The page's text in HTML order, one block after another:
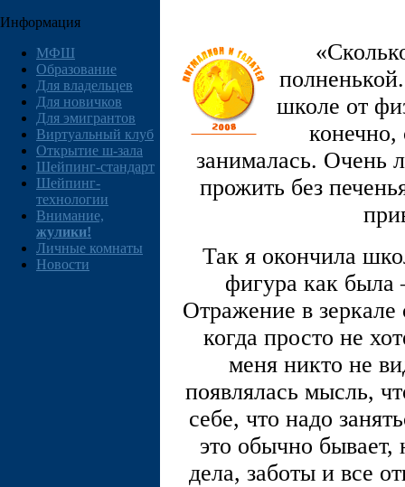
Информация
МФШ
Образование
Для владельцев
Для новичков
Для эмигрантов
Виртуальный клуб
Открытие ш-зала
Шейпинг-стандарт
Шейпинг-
технологии
Внимание,
жулики!
Личные комнаты
Новости
школе от
конечно,
занималась. Очень
прожить без
Так я окончила
фигура как была
Отражение в
когда просто не
меня никто не
появлялась мысль,
себе, что надо
это обычно бывает,
дела, заботы и все